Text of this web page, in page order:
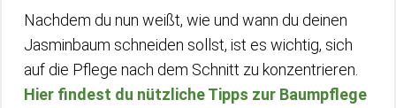
Nachdem du nun weißt, wie und wann du deinen
Jasminbaum schneiden sollst, ist es wichtig, sich
auf die Pflege nach dem Schnitt zu konzentrieren.
Hier findest du nützliche Tipps zur Baumpflege